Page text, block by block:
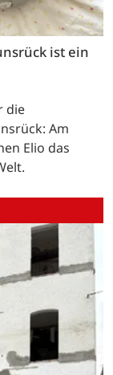
ist ein
die
Am
Elio das